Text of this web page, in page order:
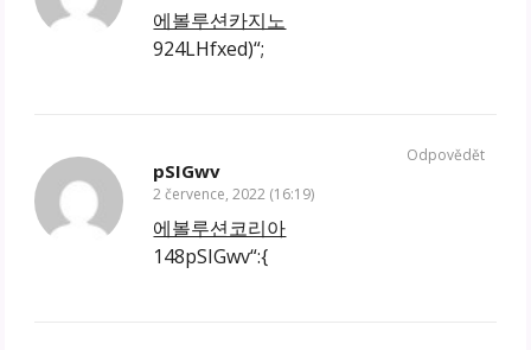
에볼루션카지노
924LHfxed)“;
pSIGwv
2 července, 2022 (16:19)
에볼루션코리아
148pSIGwv“:{
Odpovědět